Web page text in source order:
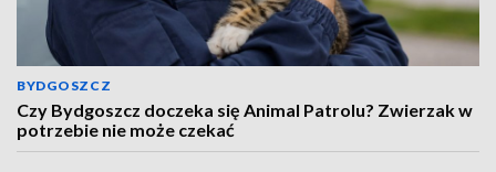
BYDGOSZCZ
Czy Bydgoszcz doczeka się Animal Patrolu? Zwierzak w
potrzebie nie może czekać